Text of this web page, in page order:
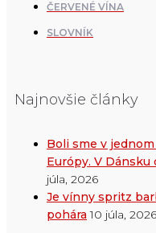
ČERVENÉ VÍNA
SLOVNÍK
Najnovšie články
Boli sme v
Európy. V Dánsku
júla, 2026
Je vínny spritz
pohára 10 júla, 2026